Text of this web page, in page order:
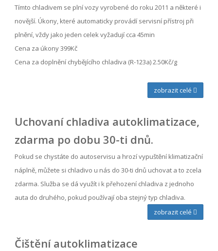
Tímto chladivem se plní vozy vyrobené do roku 2011 a některé i
novější. Úkony, které automaticky provádí servisní přístroj při
plnění, vždy jako jeden celek vyžadují cca 45min
Cena za úkony 399Kč
Cena za doplnění chybějícího chladiva (R-123a) 2.50Kč/g
zobrazit celé
Uchovaní chladiva autoklimatizace,
zdarma po dobu 30-ti dnů.
Pokud se chystáte do autoservisu a hrozí vypuštění klimatizační
náplně, můžete si chladivo u nás do 30-ti dnů uchovat a to zcela
zdarma. Služba se dá využít i k přehození chladiva z jednoho
auta do druhého, pokud používají oba stejný typ chladiva.
zobrazit celé
Čištění autoklimatizace